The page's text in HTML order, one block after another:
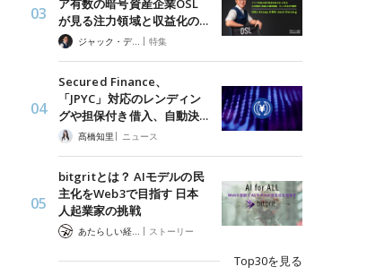
が見る注力領域と収益化の…
ジャック・デロン（Jack Derong） | 特集
Secured Finance、
「JPYC」対応のレンディン
グや担保付き借入、自動決…
髙橋知里 | ニュース
bitgritとは？ AIモデルの民
主化をWeb3で目指す 日本
人起業家の挑戦
| ストーリー
Top30を見る